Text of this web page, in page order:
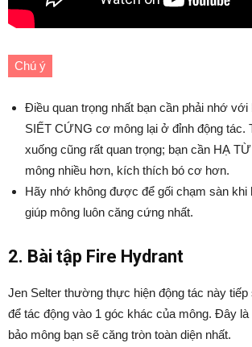
Chú ý
Điều quan trọng nhất bạn cần phải nhớ với
SIẾT CỨNG cơ mông lại ở đỉnh động tác.
xuống cũng rất quan trọng; bạn cần HẠ
mông nhiều hơn, kích thích bó cơ hơn.
Hãy nhớ không được để gối chạm sàn khi
giúp mông luôn căng cứng nhất.
2. Bài tập Fire Hydrant
Jen Selter thường thực hiện động tác này tiếp
để tác động vào 1 góc khác của mông. Đây
bảo mông bạn sẽ căng tròn toàn diện nhất.